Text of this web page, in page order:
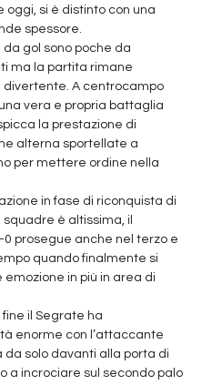
oggi, si è distinto con una
spessore.
da gol sono poche da
ma la partita rimane
A centrocampo
vera e propria battaglia
la prestazione di
alterna sportellate a
per mettere ordine nella
in fase di riconquista di
è altissima, il
0 prosegue anche nel terzo e
quando finalmente si
emozione in più in area di
il Segrate ha
enorme con l’attaccante
da solo davanti alla porta di
a incrociare sul secondo palo